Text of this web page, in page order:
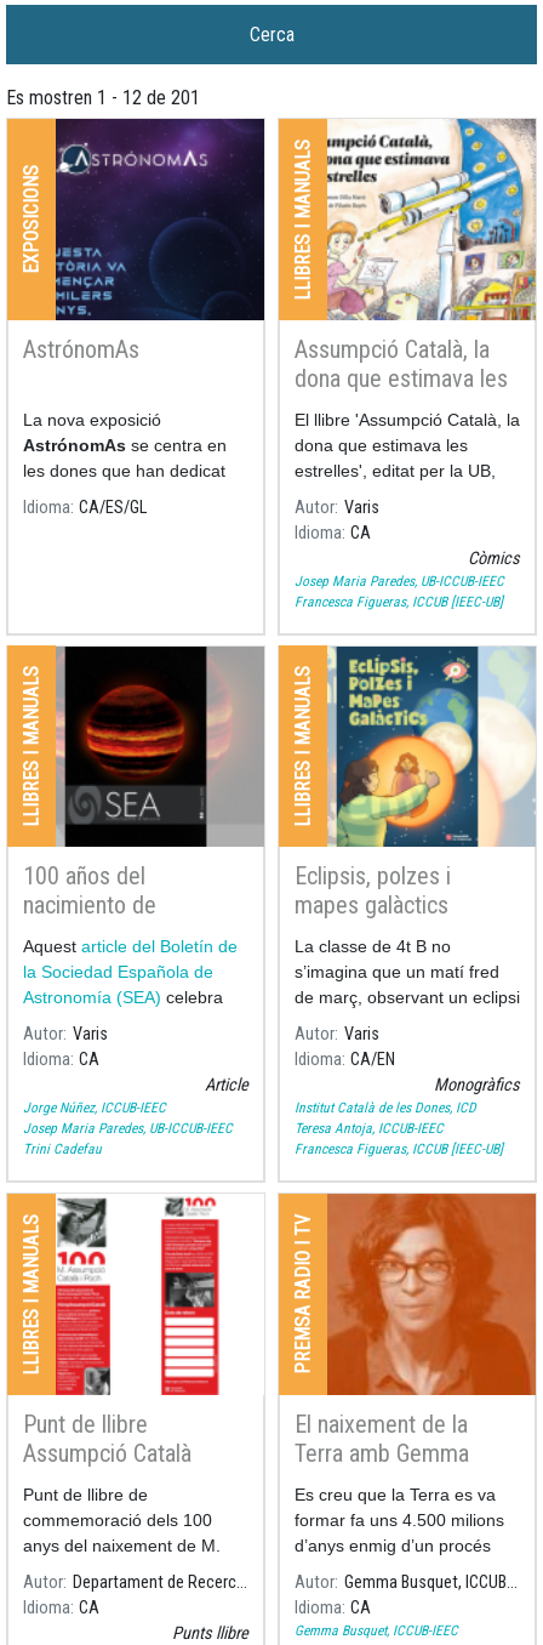
Es mostren 1 - 12 de 201
EXPOSICIONS
AstrónomAs
La nova exposició
AstrónomAs se centra en
les dones que han dedicat
les seves nits i els seus dies
Idioma CA ES GL
LLIBRES I MANUALS
Assumpció Català, la
dona que estimava les
estrelles
El llibre 'Assumpció Català, la
dona que estimava les
estrelles', editat per la UB,
escrit per Ramon Dilla (UB) i
il·lustrat per Pilarín Bayés,
recull els moments més
significatius de la vida i la
Autor Varis
Idioma CA
Còmics
Josep Maria Paredes, UB-ICCUB-IEEC
Francesca Figueras, ICCUB [IEEC-UB]
LLIBRES I MANUALS
100 años del
nacimiento de
Assumpció Català i
Poch al 53è Boletín de
la Sociedad Española
de Astronomía
Aquest article del Boletín de
la Sociedad Española de
Astronomía (SEA) celebra
els 100 anys del naixement
Autor Varis
Idioma CA
Article
Jorge Núñez, ICCUB-IEEC
Josep Maria Paredes, UB-ICCUB-IEEC
Trini Cadefau
LLIBRES I MANUALS
Eclipsis, polzes i
mapes galàctics
La classe de 4t B no
s’imagina que un matí fred
de març, observant un eclipsi
de Lluna, serà només el
començament d’un viatge
Autor Varis
Idioma CA EN
Monogràfics
Institut Català de les Dones, ICD
Teresa Antoja, ICCUB-IEEC
Francesca Figueras, ICCUB [IEEC-UB]
LLIBRES I MANUALS
Punt de llibre
Assumpció Català
Punt de llibre de
commemoració dels 100
anys del naixement de M.
Autor
Departament de Recerca i Universitats
Idioma CA
Punts llibre
PREMSA RADIO I TV
El naixement de la
Terra amb Gemma
Busquet
Es creu que la Terra es va
formar fa uns 4.500 milions
d’anys enmig d’un procés
llarg i violent, marcat per
col·lisions i transformacions
extremes.
Autor
Gemma Busquet, ICCUB-IEEC
Idioma CA
Gemma Busquet, ICCUB-IEEC